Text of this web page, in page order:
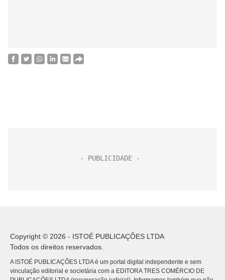
Copyright © 2026 - ISTOÉ PUBLICAÇÕES LTDA
Todos os direitos reservados.
A ISTOÉ PUBLICAÇÕES LTDA é um portal digital independente e sem
vinculação editorial e societária com a EDITORA TRES COMÉRCIO DE